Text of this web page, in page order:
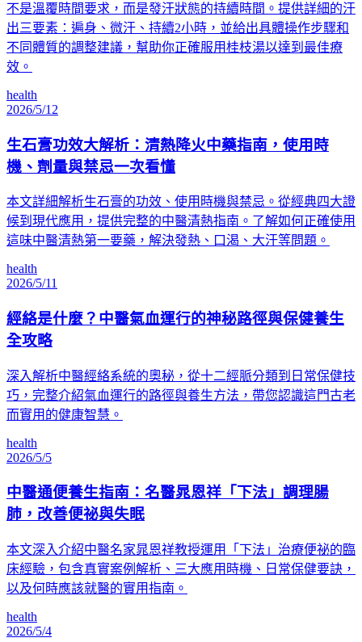
不是溫覆時間要求，而是發汗狀態的持續時間。提供詳細的汗
出三要素：遍身、微汗、持續2小時，並給出具體操作步驟和
不同體質的調整建議，幫助你正確服用桂枝湯以達到最佳療
效。
health
2026/5/12
生石膏功效大解析：清熱降火中藥指南，使用時
機、劑量與禁忌一次看懂
本文詳細解析生石膏的功效、使用時機與禁忌。從經典四大證
候到現代應用，提供完整的中醫清熱指南。了解如何正確使用
這味中醫清熱第一要藥，解決發熱、口渴、大汗等問題。
health
2026/5/11
經絡是什麼？中醫氣血運行的神秘路徑與保健養生
全攻略
深入解析中醫經絡系統的奧秘，從十二經脈分類到日常保健技
巧，完整介紹氣血運行的路徑與養生方法，帶您認識這門古老
而實用的健康智慧。
health
2026/5/5
中醫通便養生指南：名醫晁恩祥「下法」調理腸
肺，改善便祕與失眠
本文深入介紹中醫名家晁恩祥教授運用「下法」治療便祕的臨
床經驗，包含真實案例解析、三大應用時機、日常保健要訣，
以及何時應該就醫的實用指南。
health
2026/5/4